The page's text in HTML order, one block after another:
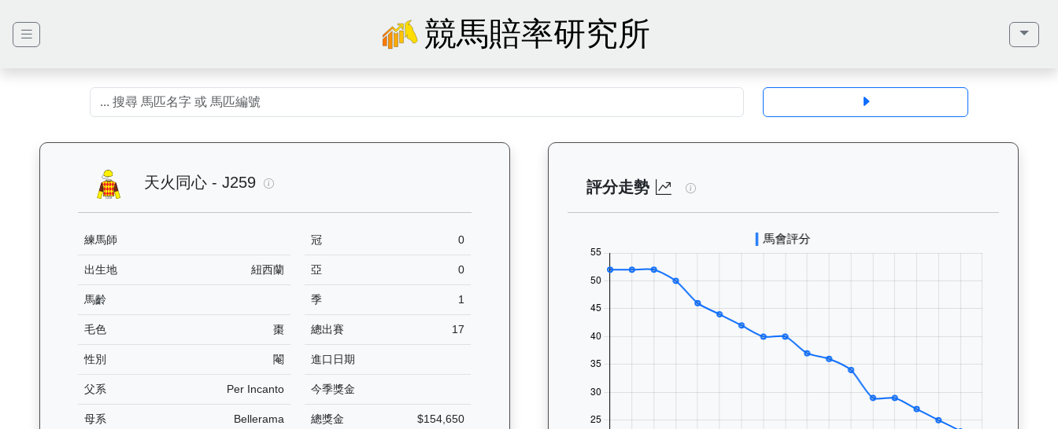
競馬賠率研究所
天火同心 - J259 天火同心（J259）— 馬匹基本資料：查看香港賽馬會賽駒的完整檔案，包括練馬師、出生地、馬齡、毛色、
練馬師 冠 0
出生地 紐西蘭 亞 0
馬齡 季 1
毛色 棗 總出賽 17
性別 閹 進口日期
父系 Per Incanto 今季獎金
母系 Bellerama 總獎金 $154,650
評分走勢 天火同心（J259）— 評分走勢圖表：追蹤香港賽